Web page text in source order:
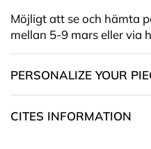
Möjligt att se och hämta
mellan 5-9 mars eller via
PERSONALIZE YOUR
CITES INFORMATION